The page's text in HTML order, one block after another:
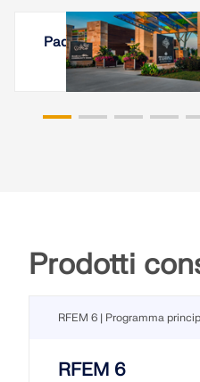
Padiglione di Summit
Prodotti
RFEM 6 | Programma
RFEM 6